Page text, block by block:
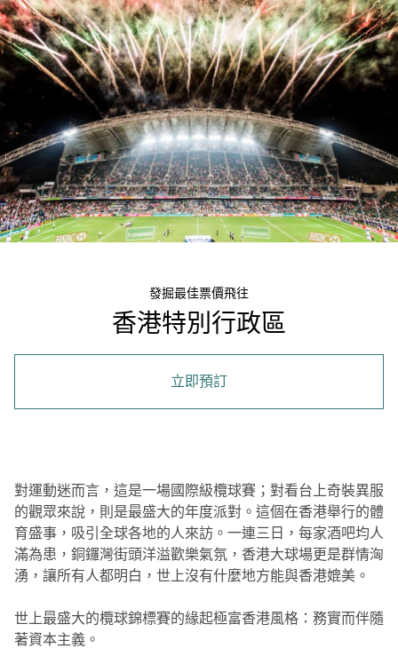
發掘最佳票價飛往
香港特別行政區
立即預訂
對運動迷而言，這是一場國際級欖球賽；對看台上奇裝異服
的觀眾來說，則是最盛大的年度派對。這個在香港舉行的體
育盛事，吸引全球各地的人來訪。一連三日，每家酒吧均人
滿為患，銅鑼灣街頭洋溢歡樂氣氛，香港大球場更是群情洶
湧，讓所有人都明白，世上沒有什麼地方能與香港媲美。
世上最盛大的欖球錦標賽的緣起極富香港風格：務實而伴隨
著資本主義。